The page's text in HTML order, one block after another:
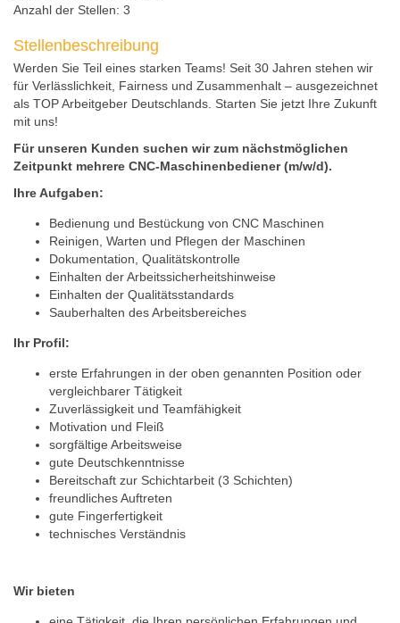
Anzahl der Stellen: 3
Stellenbeschreibung
Werden Sie Teil eines starken Teams! Seit 30 Jahren stehen wir
für Verlässlichkeit, Fairness und Zusammenhalt – ausgezeichnet
als TOP Arbeitgeber Deutschlands. Starten Sie jetzt Ihre Zukunft
mit uns!
Für unseren Kunden suchen wir zum nächstmöglichen
Zeitpunkt mehrere CNC-Maschinenbediener (m/w/d).
Ihre Aufgaben:
Bedienung und Bestückung von CNC Maschinen
Reinigen, Warten und Pflegen der Maschinen
Dokumentation, Qualitätskontrolle
Einhalten der Arbeitssicherheitshinweise
Einhalten der Qualitätsstandards
Sauberhalten des Arbeitsbereiches
Ihr Profil:
erste Erfahrungen in der oben genannten Position oder
vergleichbarer Tätigkeit
Zuverlässigkeit und Teamfähigkeit
Motivation und Fleiß
sorgfältige Arbeitsweise
gute Deutschkenntnisse
Bereitschaft zur Schichtarbeit (3 Schichten)
freundliches Auftreten
gute Fingerfertigkeit
technisches Verständnis
Wir bieten